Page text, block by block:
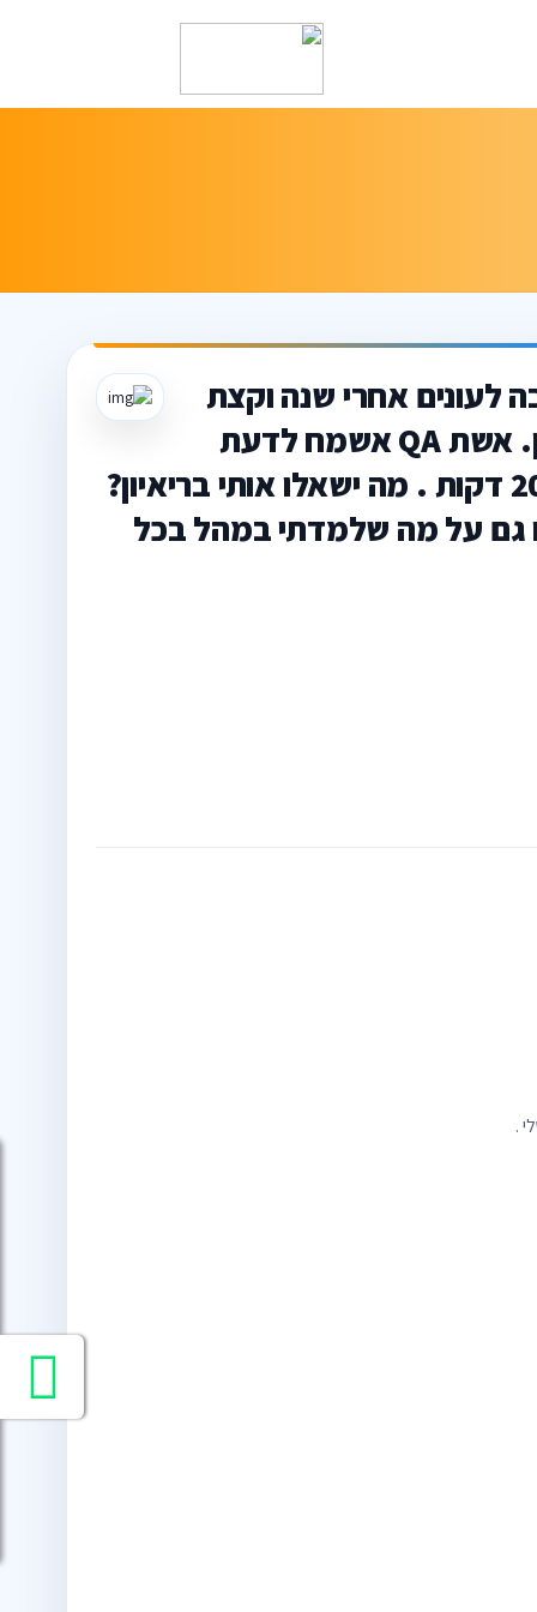
לעונים אחרי שנה וקצת
של חיפושים סופסוף קיבלתי זימון לריאיון. אשת QA אשמח לדעת
ממכם איך להתכונן לריאיון ראשוני בעל 20 דקות . מה ישאלו אותי בריאיון?
גם על מה שלמדתי במהל בכל